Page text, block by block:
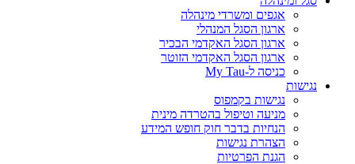
אגפים ומשרדי מינהלה
ארגון הסגל המנהלי
ארגון הסגל האקדמי הבכיר
ארגון הסגל האקדמי הזוטר
כניסה ל-My Tau
נגישות
נגישות בקמפוס
מניעה וטיפול בהטרדה מינית
הנחיות בדבר חוק חופש המידע
הצהרת נגישות
הגנת הפרטיות